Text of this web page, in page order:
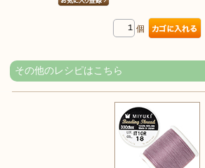
個
その他のレシピはこちら